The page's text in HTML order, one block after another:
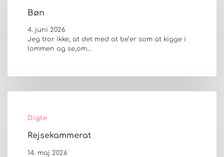
Bøn
4. juni 2026
Jeg tror ikke, at det med at be’er som at kigge i
lommen og se,om…
Digte
Rejsekammerat
14. maj 2026